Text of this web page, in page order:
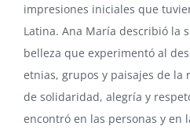
impresiones iniciales que
Latina. Ana María describió la
belleza que experimentó al
etnias, grupos y paisajes de la
de solidaridad, alegría y
encontró en las personas y en